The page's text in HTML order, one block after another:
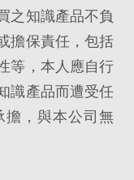
之知識產品不負
擔保責任，包括
等，本人應自行
識產品而遭受任
，與本公司無